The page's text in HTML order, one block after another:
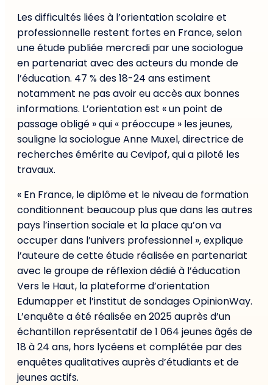
Les difficultés liées à l’orientation scolaire et
professionnelle restent fortes en France, selon
une étude publiée mercredi par une sociologue
en partenariat avec des acteurs du monde de
l’éducation. 47 % des 18-24 ans estiment
notamment ne pas avoir eu accès aux bonnes
informations. L’orientation est « un point de
passage obligé » qui « préoccupe » les jeunes,
souligne la sociologue Anne Muxel, directrice de
recherches émérite au Cevipof, qui a piloté les
travaux.
« En France, le diplôme et le niveau de formation
conditionnent beaucoup plus que dans les autres
pays l’insertion sociale et la place qu’on va
occuper dans l’univers professionnel », explique
l’auteure de cette étude réalisée en partenariat
avec le groupe de réflexion dédié à l’éducation
Vers le Haut, la plateforme d’orientation
Edumapper et l’institut de sondages OpinionWay.
L’enquête a été réalisée en 2025 auprès d’un
échantillon représentatif de 1 064 jeunes âgés de
18 à 24 ans, hors lycéens et complétée par des
enquêtes qualitatives auprès d’étudiants et de
jeunes actifs.